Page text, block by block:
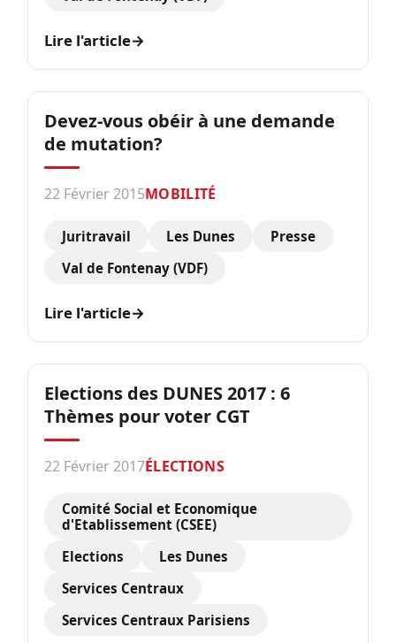
Lire l'article→
Devez-vous obéir à une demande
de mutation?
22 Février 2015MOBILITÉ
Juritravail Les Dunes
Presse
Val de Fontenay (VDF)
Lire l'article→
Elections des DUNES 2017 : 6
Thèmes pour voter CGT
22 Février 2017ÉLECTIONS
Comité Social et Economique
d'Etablissement (CSEE)
Elections
Les Dunes
Services Centraux
Services Centraux Parisiens